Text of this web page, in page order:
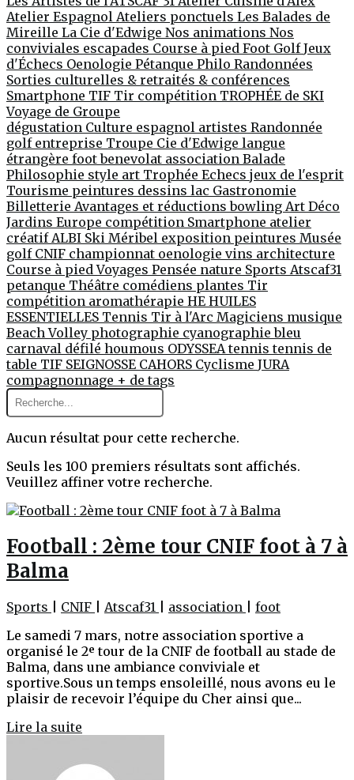
Atelier Espagnol Ateliers ponctuels Les Balades de
Mireille La Cie d'Edwige Nos animations Nos
conviviales escapades Course à pied Foot GolfJeux
d'Échecs Oenologie Pétanque Philo Randonnées
Sorties culturelles & retraités & conférences
Smartphone TIF Tir compétition TROPHÉE de SKI
Voyage de Groupe
dégustation Culture espagnol artistes Randonnée
golf entreprise Troupe Cie d'Edwige langue
étrangère footbenevolat association Balade
Philosophie style art Trophée Echecs jeux de l'esprit
Tourisme peintures dessins lac Gastronomie
Billetterie Avantages et réductionsbowling Art Déco
Jardins Europe compétition Smartphone atelier
créatifALBI Ski Méribel exposition peintures Musée
golf CNIF championnat oenologie vins architecture
Course à piedVoyages Pensée nature Sports Atscaf31
petanque Théâtre comédiens plantes Tir
compétition aromathérapie HE HUILES
ESSENTIELLES Tennis Tir à l'Arc Magiciens musique
Beach Volley photographie cyanographiebleu
carnaval défilé houmous ODYSSEAtennistennis de
table TIF SEIGNOSSE CAHORS Cyclisme JURA
compagnonnage + de tags
Aucun résultat pour cette recherche.
Seuls les 100 premiers résultats sont affichés.
Veuillez affiner votre recherche.
Football : 2ème tour CNIF foot à 7 à
Balma
Sports CNIF Atscaf31 association
foot
Le samedi 7 mars, notre association sportive a
organisé le 2ᵉ tour de la CNIF de football au stade de
Balma, dans une ambiance conviviale et
sportive.Sous un temps ensoleillé, nous avons eu le
plaisir de recevoir l’équipe du Cher ainsi que...
Lire la suite